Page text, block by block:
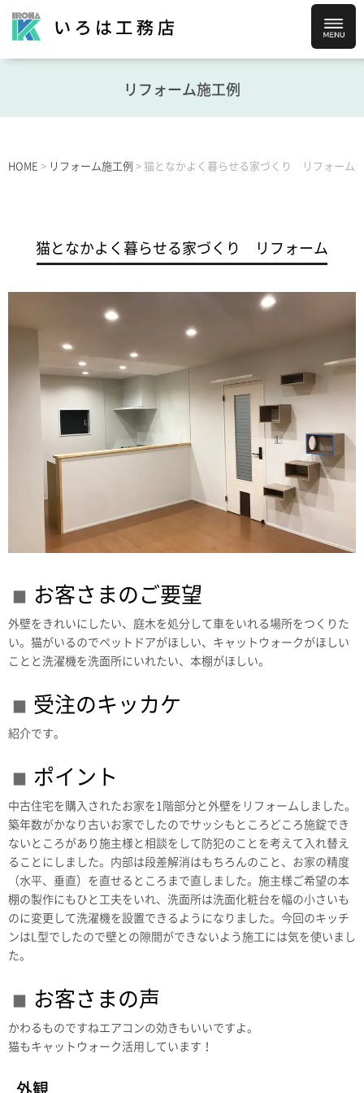
リフォーム施工例
HOME > リフォーム施工例 > 猫となかよく暮らせる家づくり リフォーム
猫となかよく暮らせる家づくり リフォーム
お客さまのご要望
外壁をきれいにしたい、庭木を処分して車をいれる場所をつくりた
い。猫がいるのでペットドアがほしい、キャットウォークがほしい
ことと洗濯機を洗面所にいれたい、本棚がほしい。
受注のキッカケ
紹介です。
ポイント
中古住宅を購入されたお家を1階部分と外壁をリフォームしました。
築年数がかなり古いお家でしたのでサッシもところどころ施錠でき
ないところがあり施主様と相談をして防犯のことを考えて入れ替え
ることにしました。内部は段差解消はもちろんのこと、お家の精度
（水平、垂直）を直せるところまで直しました。施主様ご希望の本
棚の製作にもひと工夫をいれ、洗面所は洗面化粧台を幅の小さいも
のに変更して洗濯機を設置できるようになりました。今回のキッチ
ンはL型でしたので壁との隙間ができないよう施工には気を使いまし
た。
お客さまの声
かわるものですねエアコンの効きもいいですよ。
猫もキャットウォーク活用しています！
外観